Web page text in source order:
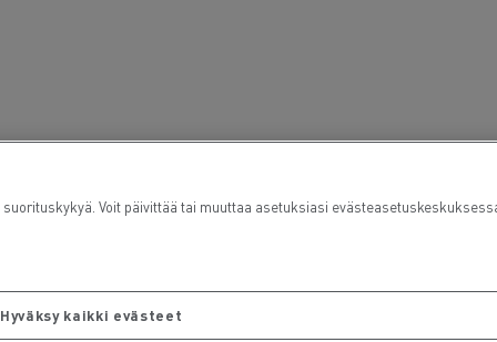
Voit päivittää tai muuttaa asetuksiasi
Hyväksy kaikki evästeet